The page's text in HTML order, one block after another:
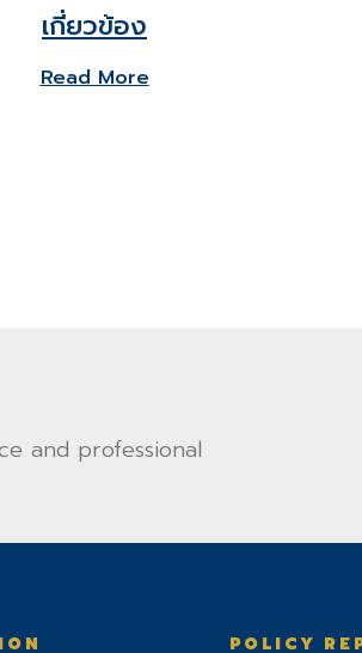
เกี่ยวข้อง
Read More
and professional
POLICY